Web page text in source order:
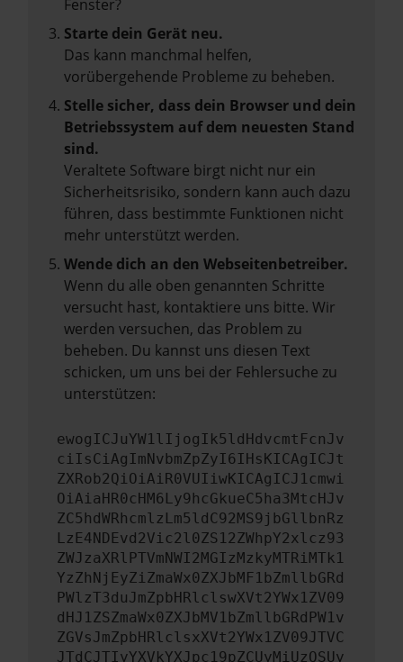
Fenster?
Starte dein Gerät neu.
Das kann manchmal helfen,
vorübergehende Probleme zu beheben.
Stelle sicher, dass dein Browser und dein
Betriebssystem auf dem neuesten Stand
sind.
Veraltete Software birgt nicht nur ein
Sicherheitsrisiko, sondern kann auch dazu
führen, dass bestimmte Funktionen nicht
mehr unterstützt werden.
Wende dich an den Webseitenbetreiber.
Wenn du alle oben genannten Schritte
versucht hast, kontaktiere uns bitte. Wir
werden versuchen, das Problem zu
beheben. Du kannst uns diesen Text
schicken, um uns bei der Fehlersuche zu
unterstützen:
ewogICJuYW1lIjogIk5ldHdvcmtFcnJv
ciIsCiAgImNvbmZpZyI6IHsKICAgICJt
ZXRob2QiOiAiR0VUIiwKICAgICJ1cmwi
OiAiaHR0cHM6Ly9hcGkueC5ha3MtcHJv
ZC5hdWRhcmlzLm5ldC92MS9jbGllbnRz
LzE4NDEvd2Vic2l0ZS12ZWhpY2xlcz93
ZWJzaXRlPTVmNWI2MGIzMzkyMTRiMTk1
YzZhNjEyZiZmaWx0ZXJbMF1bZmllbGRd
PWlzT3duJmZpbHRlclswXVt2YWx1ZV09
dHJ1ZSZmaWx0ZXJbMV1bZmllbGRdPW1v
ZGVsJmZpbHRlclsxXVt2YWx1ZV09JTVC
JTdCJTIyYXVkYXJpc19pZCUyMiUzQSUy